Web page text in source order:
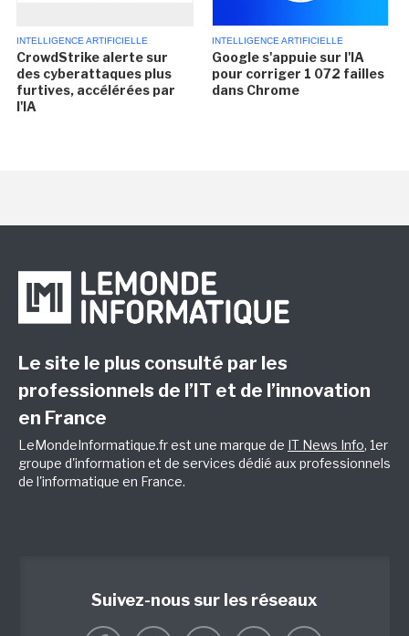
INTELLIGENCE ARTIFICIELLE
CrowdStrike alerte sur
des cyberattaques plus
furtives, accélérées par
l'IA
INTELLIGENCE ARTIFICIELLE
Google s'appuie sur l'IA
pour corriger 1 072 failles
dans Chrome
Le site le plus consulté par les
professionnels de l’IT et de l’innovation
en France
LeMondeInformatique.fr est une marque de IT News Info, 1er
groupe d'information et de services dédié aux professionnels
de l'informatique en France.
Suivez-nous sur les réseaux